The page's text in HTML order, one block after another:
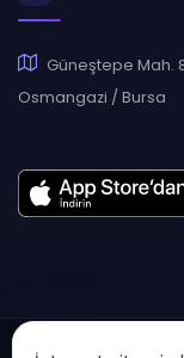
Güneştepe Mah.
Osmangazi / Bursa